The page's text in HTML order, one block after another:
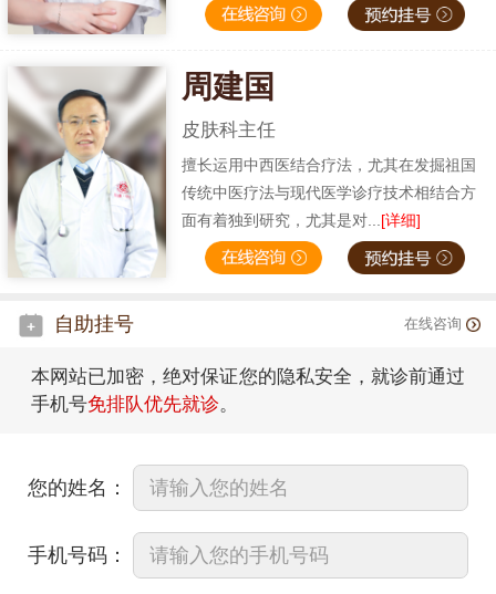
周建国
皮肤科主任
擅长运用中西医结合疗法，尤其在发掘祖国
传统中医疗法与现代医学诊疗技术相结合方
面有着独到研究，尤其是对...[详细]
自助挂号 在线咨询
本网站已加密，绝对保证您的隐私安全，就诊前通过
手机号免排队优先就诊。
您的姓名：
手机号码：